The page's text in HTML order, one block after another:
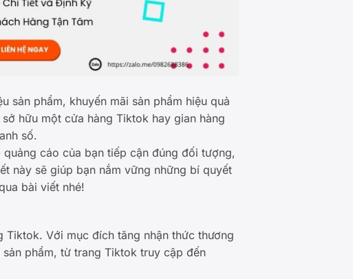
sản phẩm, khuyến mãi sản phẩm hiệu quả
hữu một cửa hàng Tiktok hay gian hàng
số.
cáo của bạn tiếp cận đúng đối tượng,
này sẽ giúp bạn nắm vững những bí quyết
bài viết nhé!
Với mục đích tăng nhận thức thương
phẩm, từ trang Tiktok truy cập đến